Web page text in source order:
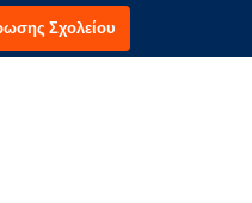
Σχολείου